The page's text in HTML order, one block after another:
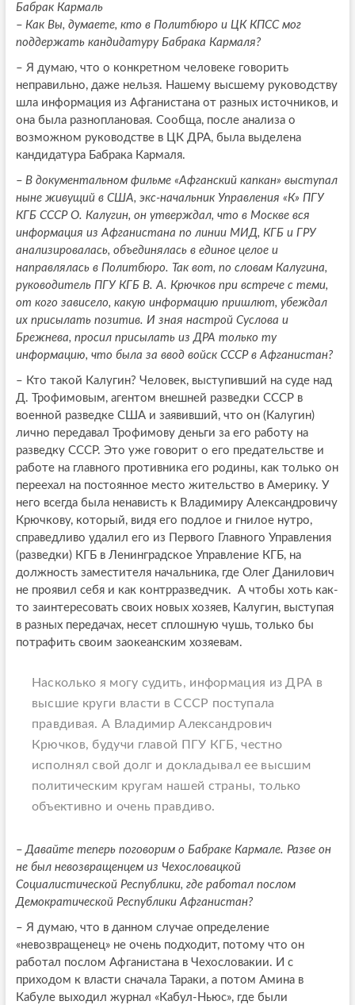
Бабрак Кармаль
– Как Вы, думаете, кто в Политбюро и ЦК КПСС мог
поддержать кандидатуру Бабрака Кармаля?
– Я думаю, что о конкретном человеке говорить
неправильно, даже нельзя. Нашему высшему руководству
шла информация из Афганистана от разных источников, и
она была разноплановая. Сообща, после анализа о
возможном руководстве в ЦК ДРА, была выделена
кандидатура Бабрака Кармаля.
– В документальном фильме «Афганский капкан» выступал
ныне живущий в США, экс‑начальник Управления «К» ПГУ
КГБ СССР О. Калугин, он утверждал, что в Москве вся
информация из Афганистана по линии МИД, КГБ и ГРУ
анализировалась, объединялась в единое целое и
направлялась в Политбюро. Так вот, по словам Калугина,
руководитель ПГУ КГБ В. А. Крючков при встрече с теми,
от кого зависело, какую информацию пришлют, убеждал
их присылать позитив. И зная настрой Суслова и
Брежнева, просил присылать из ДРА только ту
информацию, что была за ввод войск СССР в Афганистан?
– Кто такой Калугин? Человек, выступивший на суде над
Д. Трофимовым, агентом внешней разведки СССР в
военной разведке США и заявивший, что он (Калугин)
лично передавал Трофимову деньги за его работу на
разведку СССР. Это уже говорит о его предательстве и
работе на главного противника его родины, как только он
переехал на постоянное место жительство в Америку. У
него всегда была ненависть к Владимиру Александровичу
Крючкову, который, видя его подлое и гнилое нутро,
справедливо удалил его из Первого Главного Управления
(разведки) КГБ в Ленинградское Управление КГБ, на
должность заместителя начальника, где Олег Данилович
не проявил себя и как контрразведчик. А чтобы хоть как-
то заинтересовать своих новых хозяев, Калугин, выступая
в разных передачах, несет сплошную чушь, только бы
потрафить своим заокеанским хозяевам.
Насколько я могу судить, информация из ДРА в
высшие круги власти в СССР поступала
правдивая. А Владимир Александрович
Крючков, будучи главой ПГУ КГБ, честно
исполнял свой долг и докладывал ее высшим
политическим кругам нашей страны, только
объективно и очень правдиво.
– Давайте теперь поговорим о Бабраке Кармале. Разве он
не был невозвращенцем из Чехословацкой
Социалистической Республики, где работал послом
Демократической Республики Афганистан?
– Я думаю, что в данном случае определение
«невозвращенец» не очень подходит, потому что он
работал послом Афганистана в Чехословакии. И с
приходом к власти сначала Тараки, а потом Амина в
Кабуле выходил журнал «Кабул-Ньюс», где были